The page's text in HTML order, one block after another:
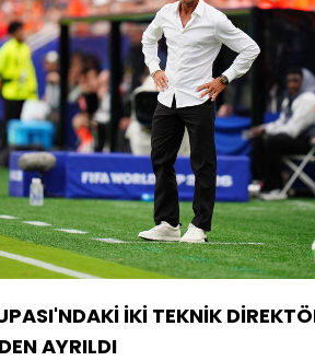
İKİ TEKNİK
AYRILDI